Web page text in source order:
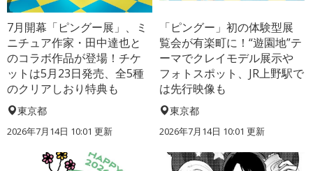
7月開幕「ピングー展」、ミ
ニチュア作家・田中達也と
のコラボ作品が登場！チケ
ットは5月23日発売、全5種
のクリアしおり特典も
東京都
2026年7月14日 10:01 更新
「ピングー」初の体験型展
覧会が有楽町に！“遊園地”テ
ーマでクレイモデル展示や
フォトスポット、JR上野駅で
は先行映像も
東京都
2026年7月14日 10:01 更新